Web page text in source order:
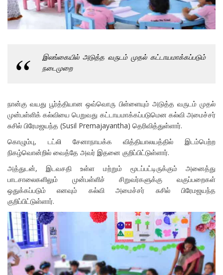
இலங்கையில் அடுத்த வருடம் முதல் கட்டாயமாக்கப்படும்
நடைமுறை
நான்கு வயது பூர்த்தியான ஒவ்வொரு பிள்ளையும் அடுத்த வருடம் முதல்
முன்பள்ளிக் கல்வியை பெறுவது கட்டாயமாக்கப்படுமென கல்வி அமைச்சர்
சுசில் பிரேமஜயந்த (Susil Premajayantha) தெரிவித்துள்ளார்.
கொழும்பு, டட்லி சேனாநாயக்க வித்தியாலயத்தில் இடம்பெற்ற
நிகழ்வொன்றில் வைத்தே அவர் இதனை குறிப்பிட்டுள்ளார்.
அத்துடன், இடவசதி உள்ள மற்றும் மூடப்பட்டிருக்கும் அனைத்து
பாடசாலைகளிலும் முன்பள்ளிச் சிறுவர்களுக்கு வகுப்பறைகள்
ஒதுக்கப்படும் எனவும் கல்வி அமைச்சர் சுசில் பிரேமஜயந்த
குறிப்பிட்டுள்ளார்.